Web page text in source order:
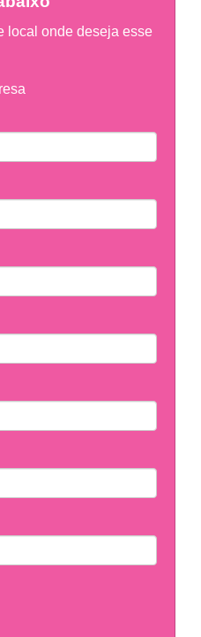
local onde deseja esse